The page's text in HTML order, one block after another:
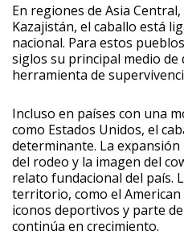
En regiones de Asia
Kazajistán, el caballo está
nacional. Para estos
siglos su principal medio de
herramienta de
Incluso en países con una
como Estados Unidos, el
determinante. La
del rodeo y la imagen del
relato fundacional del país.
territorio, como el
iconos deportivos y parte
continúa en crecimiento.